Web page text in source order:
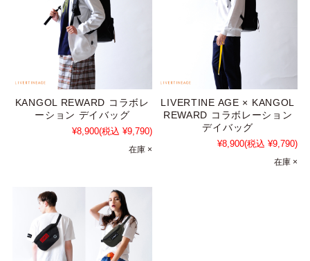
KANGOL REWARD コラボレ
ーション デイバッグ
¥8,900(税込 ¥9,790)
在庫 ×
LIVERTINE AGE × KANGOL
REWARD コラボレーション
デイバッグ
¥8,900(税込 ¥9,790)
在庫 ×